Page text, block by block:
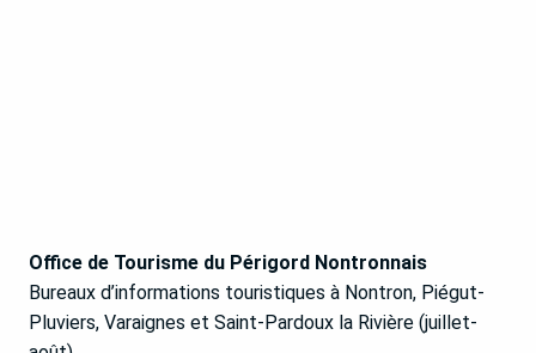
Office de Tourisme du Périgord Nontronnais
Bureaux d’informations touristiques à Nontron, Piégut-
Pluviers, Varaignes et Saint-Pardoux la Rivière (juillet-